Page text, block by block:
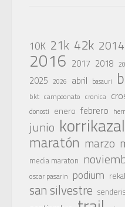
10K 21k 42k 2014
2016 2017 2018
2025 2026 abril basauri
bkt campeonato cronica
donosti enero febrero
junio
maratón marzo
media maraton
oscar pasarin podium
san silvestre